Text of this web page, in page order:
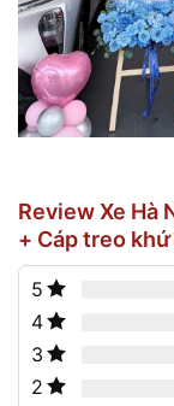
Review Xe Hà
+ Cáp treo
5
4
3
2